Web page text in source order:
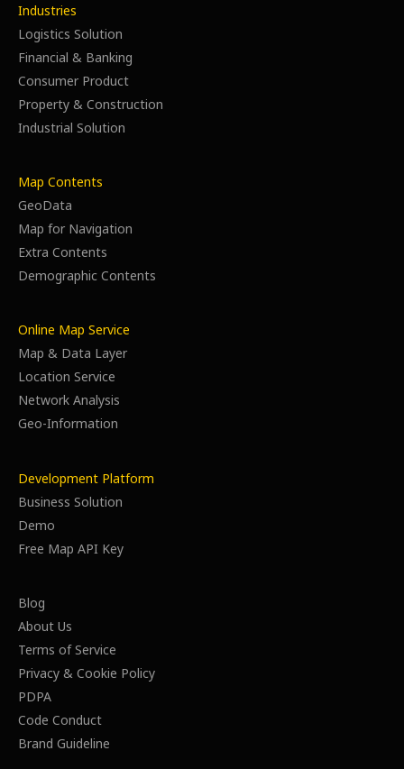
Industries
Logistics Solution
Financial & Banking
Consumer Product
Property & Construction
Industrial Solution
Map Contents
GeoData
Map for Navigation
Extra Contents
Demographic Contents
Online Map Service
Map & Data Layer
Location Service
Network Analysis
Geo-Information
Development Platform
Business Solution
Demo
Free Map API Key
Blog
About Us
Terms of Service
Privacy & Cookie Policy
PDPA
Code Conduct
Brand Guideline